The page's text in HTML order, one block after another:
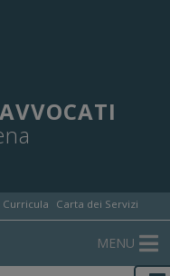
Curricula Carta dei Servizi
MENU